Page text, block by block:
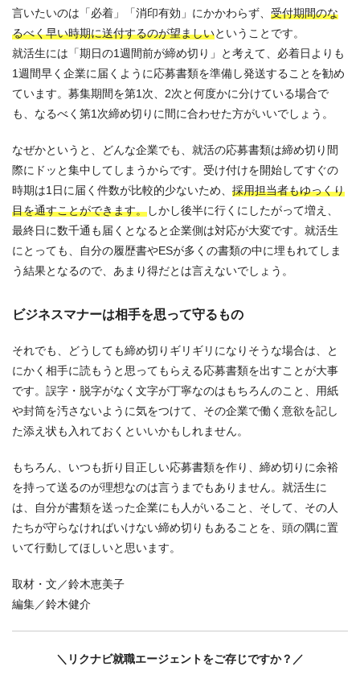
言いたいのは「必着」「消印有効」にかかわらず、 受付期間のな
るべく早い時期に送付するのが望ましいということです。
就活生には「期日の1週間前が締め切り」と考えて、必着日よりも
1週間早く企業に届くように応募書類を準備し発送することを勧め
ています。募集期間を第1次、2次と何度かに分けている場合で
も、なるべく第1次締め切りに間に合わせた方がいいでしょう。
なぜかというと、どんな企業でも、就活の応募書類は締め切り間
際にドッと集中してしまうからです。受け付けを開始してすぐの
時期は1日に届く件数が比較的少ないため、 採用担当者もゆっくり
目を通すことができます。しかし後半に行くにしたがって増え、
最終日に数千通も届くとなると企業側は対応が大変です。就活生
にとっても、自分の履歴書やESが多くの書類の中に埋もれてしま
う結果となるので、あまり得だとは言えないでしょう。
ビジネスマナーは相手を思って守るもの
それでも、どうしても締め切りギリギリになりそうな場合は、と
にかく相手に読もうと思ってもらえる応募書類を出すことが大事
です。誤字・脱字がなく文字が丁寧なのはもちろんのこと、用紙
や封筒を汚さないように気をつけて、その企業で働く意欲を記し
た添え状も入れておくといいかもしれません。
もちろん、いつも折り目正しい応募書類を作り、締め切りに余裕
を持って送るのが理想なのは言うまでもありません。就活生に
は、自分が書類を送った企業にも人がいること、そして、その人
たちが守らなければいけない締め切りもあることを、頭の隅に置
いて行動してほしいと思います。
取材・文／鈴木恵美子
編集／鈴木健介
＼リクナビ就職エージェントをご存じですか？／